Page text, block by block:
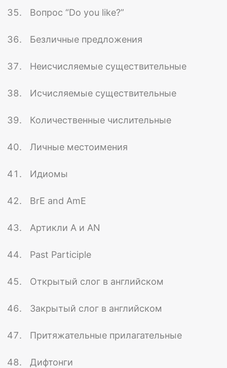
Вопрос “Do you like?”
Безличные предложения
Неисчисляемые существительные
Исчисляемые существительные
Количественные числительные
Личные местоимения
Идиомы
BrE and AmE
Артикли A и AN
Past Participle
Открытый слог в английском
Закрытый слог в английском
Притяжательные прилагательные
Дифтонги